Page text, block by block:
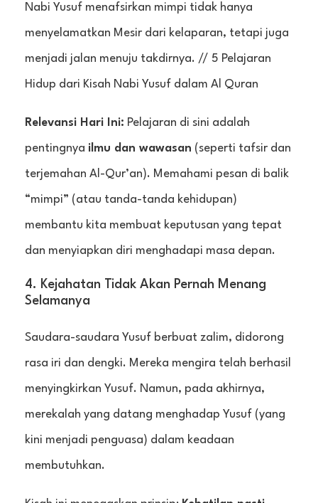
Nabi Yusuf menafsirkan mimpi tidak hanya
menyelamatkan Mesir dari kelaparan, tetapi juga
menjadi jalan menuju takdirnya. // 5 Pelajaran
Hidup dari Kisah Nabi Yusuf dalam Al Quran
Relevansi Hari Ini: Pelajaran di sini adalah
pentingnya ilmu dan wawasan (seperti tafsir dan
terjemahan Al-Qur’an). Memahami pesan di balik
“mimpi” (atau tanda-tanda kehidupan)
membantu kita membuat keputusan yang tepat
dan menyiapkan diri menghadapi masa depan.
4. Kejahatan Tidak Akan Pernah Menang
Selamanya
Saudara-saudara Yusuf berbuat zalim, didorong
rasa iri dan dengki. Mereka mengira telah berhasil
menyingkirkan Yusuf. Namun, pada akhirnya,
merekalah yang datang menghadap Yusuf (yang
kini menjadi penguasa) dalam keadaan
membutuhkan.